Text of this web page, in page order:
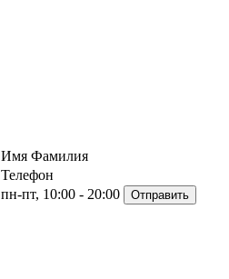
Имя Фамилия
Телефон
пн-пт, 10:00 - 20:00 Отправить